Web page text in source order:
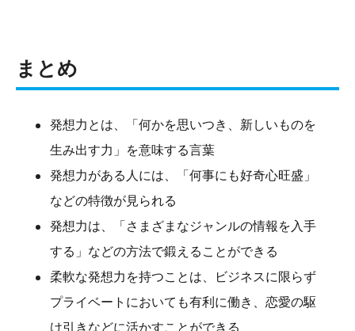
まとめ
発想力とは、「何かを思いつき、新しいものを
生み出す力」を意味する言葉
発想力がある人には、「何事にも好奇心旺盛」
などの特徴が見られる
発想力は、「さまざまなジャンルの情報を入手
する」などの方法で鍛えることができる
柔軟な発想力を持つことは、ビジネスに限らず
プライベートにおいても有利に働き、恋愛の駆
け引きなどに活かすことができる